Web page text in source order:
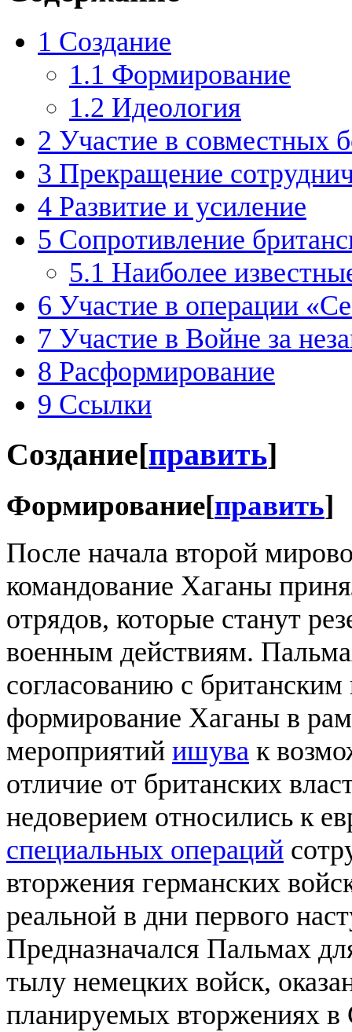
1 Создание
1.1 Формирование
1.2 Идеология
2 Участие в совместных
3 Прекращение
4 Развитие и усиление
5 Сопротивление
5.1 Наиболее
6 Участие в операции
7 Участие в Войне за
8 Расформирование
9 Ссылки
Создание[править]
Формирование[править]
После начала второй
командование Хаганы
отрядов, которые станут
военным действиям.
согласованию с
формирование Хаганы в
мероприятий ишува к
отличие от британских
недоверием относились к
специальных операций
вторжения германских
реальной в дни первого
Предназначался Пальмах
тылу немецких войск,
планируемых вторжениях